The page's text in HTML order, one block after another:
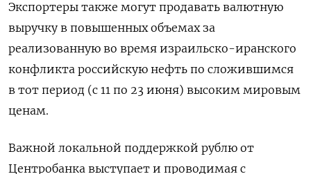
Экспортеры также могут продавать валютную
выручку в повышенных объемах за
реализованную во время израильско-иранского
конфликта российскую нефть по сложившимся
в тот период (с 11 по 23 июня) высоким мировым
ценам.
Важной локальной поддержкой рублю от
Центробанка выступает и проводимая с